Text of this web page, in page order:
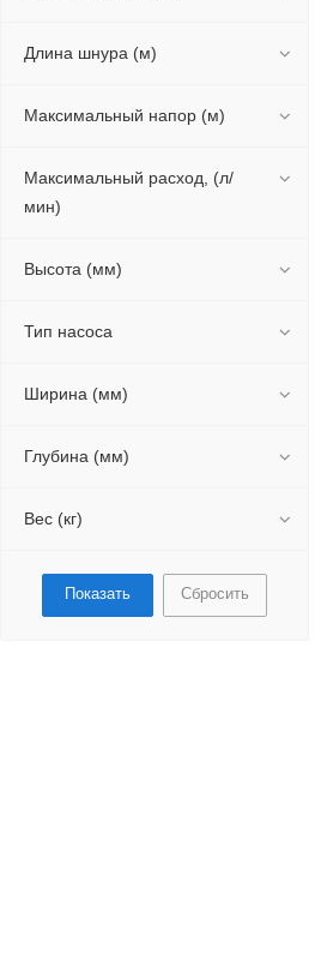
Длина шнура (м)
Максимальный напор (м)
Максимальный расход, (л/
мин)
Высота (мм)
Тип насоса
Ширина (мм)
Глубина (мм)
Вес (кг)
Сбросить